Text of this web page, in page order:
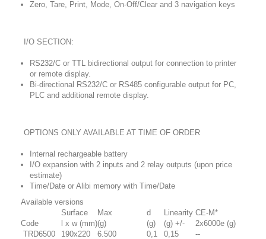
Zero, Tare, Print, Mode, On-Off/Clear and 3 navigation keys
I/O SECTION:
RS232/C or TTL bidirectional output for connection to printer
or remote display.
Bi-directional RS232/C or RS485 configurable output for PC,
PLC and additional remote display.
OPTIONS ONLY AVAILABLE AT TIME OF ORDER
Internal rechargeable battery
I/O expansion with 2 inputs and 2 relay outputs (upon price
estimate)
Time/Date or Alibi memory with Time/Date
Available versions
Code
Surface
l x w (mm)
Max
(g)
d
(g)
Linearity
(g) +/-
CE-M*
2x6000e (g)
TRD6500
190x220 6.500 0,1 0,15
--